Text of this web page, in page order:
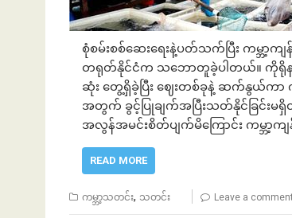
စုံစမ်းစစ်ဆေးရေးနဲ့ပတ်သက်ပြီး ကမ္ဘာ့ကျ
တရုတ်နိုင်ငံက သဘောတူခဲ့ပါတယ်။ ကိုရိုနာဗို
ဆုံး တွေ့ရှိခဲ့ပြီး ဈေးတစ်ခုနဲ့ ဆက်နွယ်ကာ
အတွက် ခွင့်ပြုချက်အပြီးသတ်နိုင်ခြင်းမ
အလွန်အမင်းစိတ်ပျက်မိကြောင်း ကမ္ဘာ့
READ MORE
ကမ္ဘာ့သတင်း, သတင်း Leave a comment